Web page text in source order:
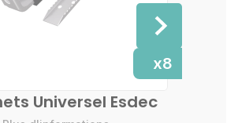
x8
Universel Esdec